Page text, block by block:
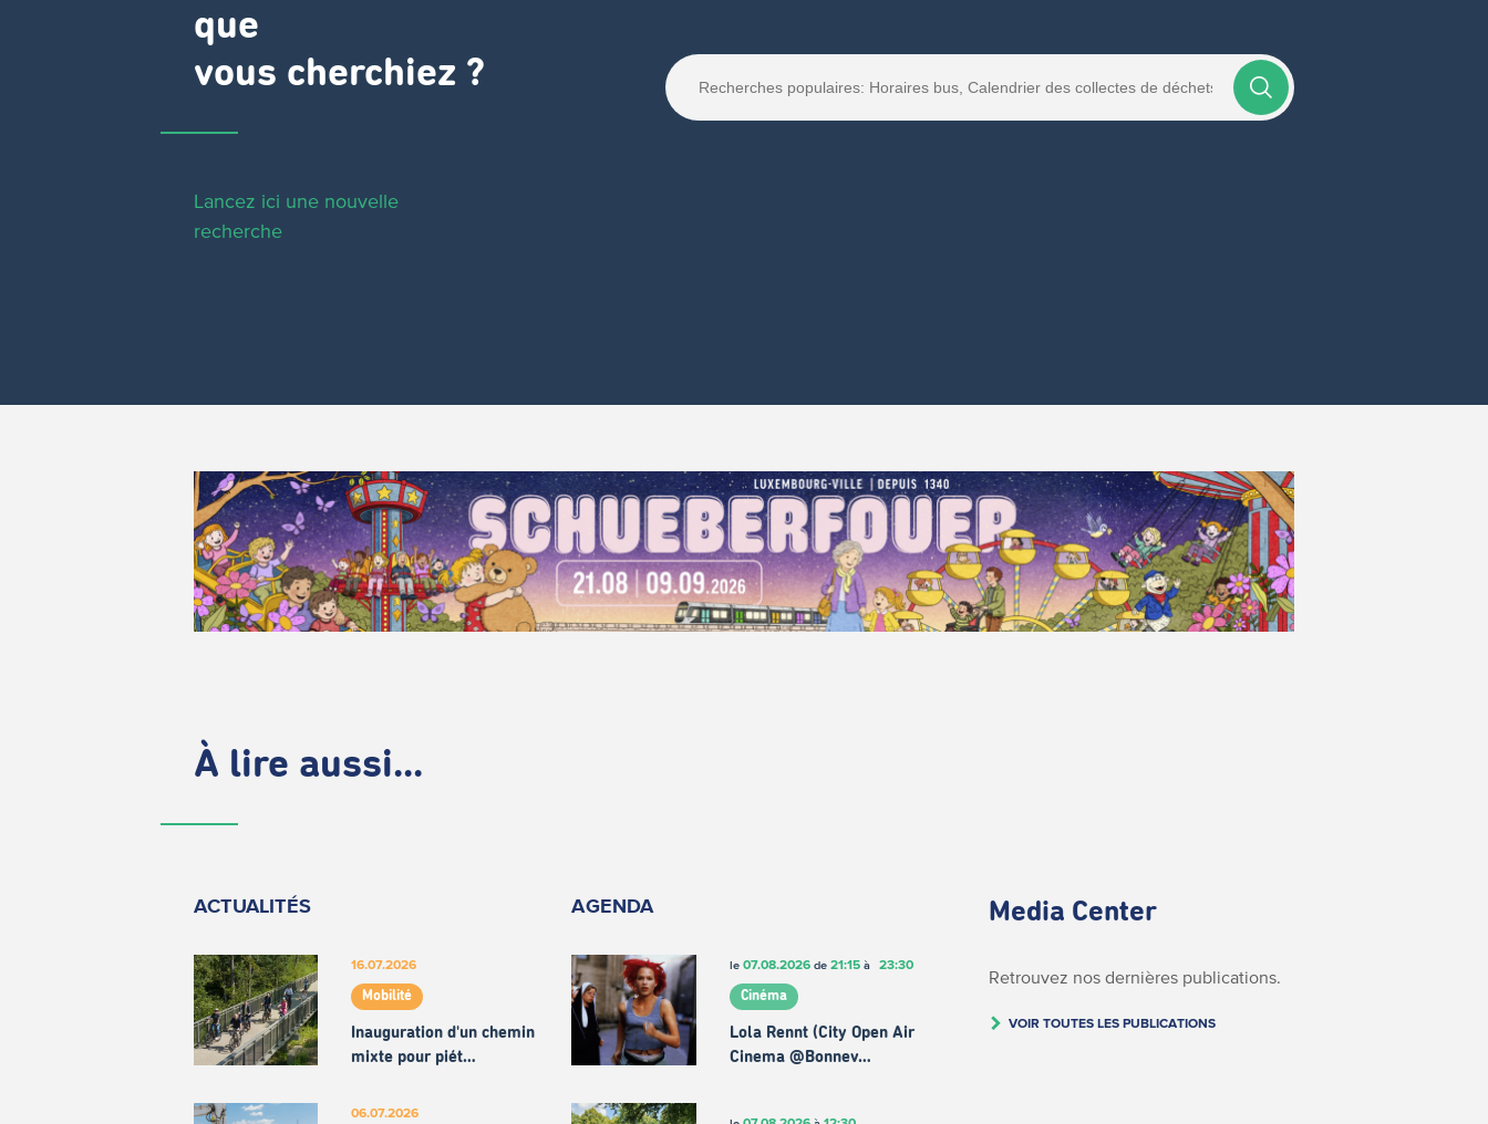
que
vous cherchiez ?
Lancez ici une nouvelle
recherche
À lire aussi...
ACTUALITÉS
16.07.2026
Mobilité
Inauguration d'un chemin
mixte pour piét…
06.07.2026
AGENDA
le 07.08.2026de 21:15à 23:30
Cinéma
Lola Rennt (City Open Air
Cinema @Bonnev…
Media Center
Retrouvez nos dernières publications.
VOIR TOUTES LES PUBLICATIONS